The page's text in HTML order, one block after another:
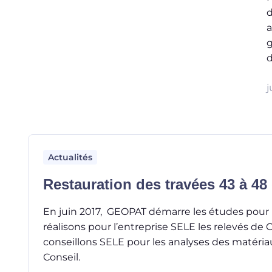
Actualités
Restauration des travées 43 à
En juin 2017, GEOPAT démarre les études
réalisons pour l’entreprise SELE les relevés
conseillons SELE pour les analyses des
Conseil.